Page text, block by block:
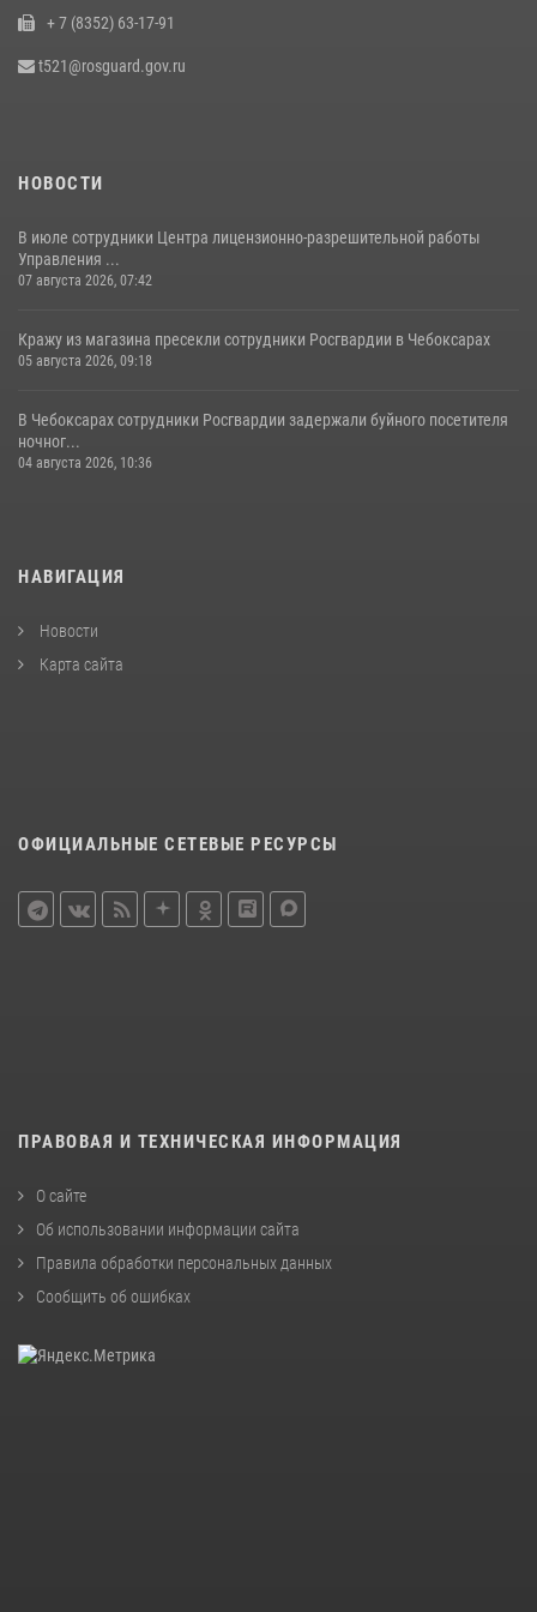
При поддержке спецназа Росгвардии в Чувашии изъята крупная
+ 7 (8352) 63-17-91
t521@rosguard.gov.ru
НОВОСТИ
В июле сотрудники Центра лицензионно-разрешительной работы
Управления ...
07 августа 2026, 07:42
Кражу из магазина пресекли сотрудники Росгвардии в Чебоксарах
05 августа 2026, 09:18
В Чебоксарах сотрудники Росгвардии задержали буйного посетителя
ночног...
04 августа 2026, 10:36
НАВИГАЦИЯ
Новости
Карта сайта
ОФИЦИАЛЬНЫЕ СЕТЕВЫЕ РЕСУРСЫ
ПРАВОВАЯ И ТЕХНИЧЕСКАЯ ИНФОРМАЦИЯ
О сайте
Об использовании информации сайта
Правила обработки персональных данных
Сообщить об ошибках